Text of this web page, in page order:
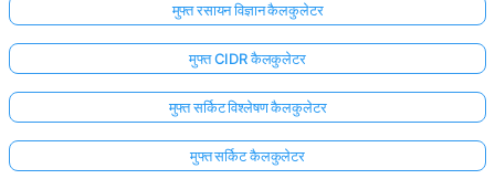
मुफ्त रसायन विज्ञान कैलकुलेटर
मुफ्त CIDR कैलकुलेटर
मुफ्त सर्किट विश्लेषण कैलकुलेटर
मुफ्त सर्किट कैलकुलेटर